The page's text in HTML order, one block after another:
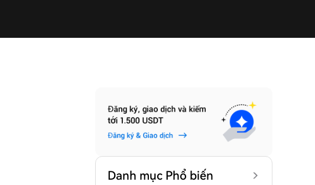
Danh mục Phổ biến